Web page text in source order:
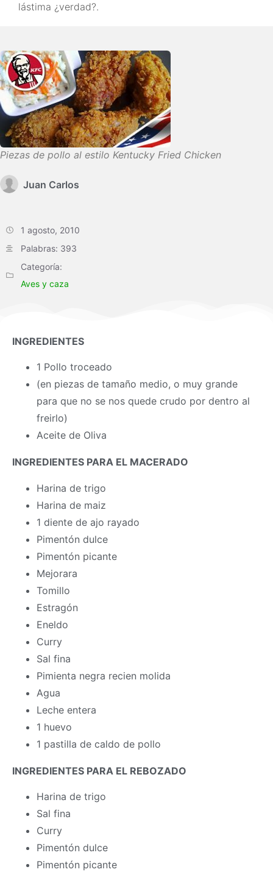
lástima ¿verdad?.
Piezas de pollo al estilo Kentucky Fried Chicken
Juan Carlos
1 agosto, 2010
Palabras: 393
Categoría:
Aves y caza
INGREDIENTES
1 Pollo troceado
(en piezas de tamaño medio, o muy grande
para que no se nos quede crudo por dentro al
freirlo)
Aceite de Oliva
INGREDIENTES PARA EL MACERADO
Harina de trigo
Harina de maiz
1 diente de ajo rayado
Pimentón dulce
Pimentón picante
Mejorara
Tomillo
Estragón
Eneldo
Curry
Sal fina
Pimienta negra recien molida
Agua
Leche entera
1 huevo
1 pastilla de caldo de pollo
INGREDIENTES PARA EL REBOZADO
Harina de trigo
Sal fina
Curry
Pimentón dulce
Pimentón picante